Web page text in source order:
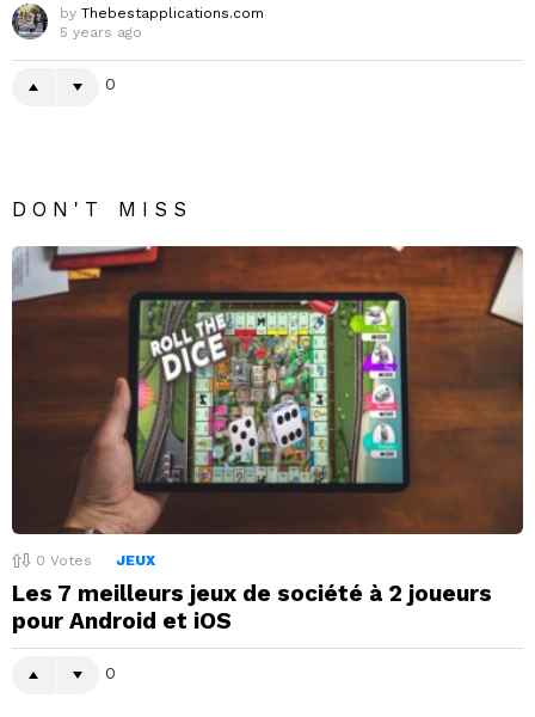
by Thebestapplications.com
5 years ago
0
DON'T MISS
0 Votes JEUX
Les 7 meilleurs jeux de société à 2 joueurs
pour Android et iOS
0